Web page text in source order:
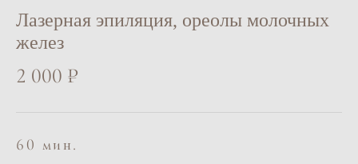
Лазерная эпиляция, ореолы молочных
желез
2 000 ₽
60 мин.